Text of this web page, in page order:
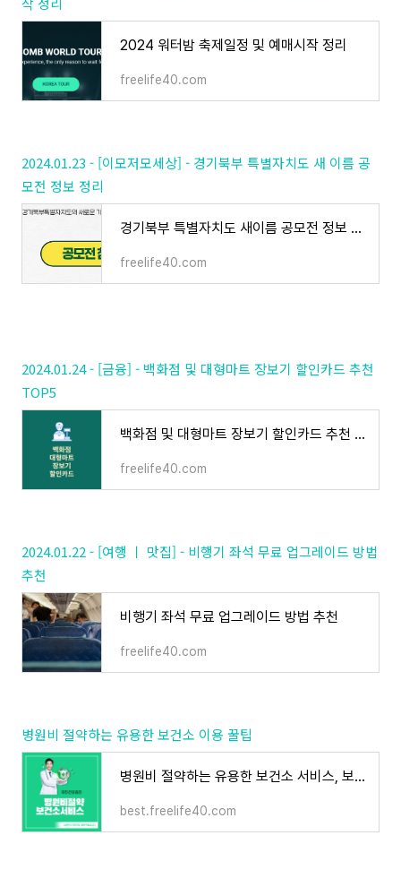
2024 워터밤 축제일정 및 예매시작 정리
freelife40.com
2024.01.23 - [이모저모세상] - 경기북부 특별자치도 새 이름 공
모전 정보 정리
경기북부 특별자치도 새이름 공모전 정보 정리
freelife40.com
2024.01.24 - [금융] - 백화점 및 대형마트 장보기 할인카드 추천
TOP5
백화점 및 대형마트 장보기 할인카드 추천 TOP5
freelife40.com
2024.01.22 - [여행 ㅣ 맛집] - 비행기 좌석 무료 업그레이드 방법
추천
비행기 좌석 무료 업그레이드 방법 추천
freelife40.com
병원비 절약하는 유용한 보건소 이용 꿀팁
병원비 절약하는 유용한 보건소 서비스, 보건소 이용 꿀팁 정리 추천
best.freelife40.com